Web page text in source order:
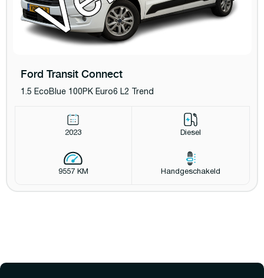
Ford Transit Connect
1.5 EcoBlue 100PK Euro6 L2 Trend
2023 Diesel
9557 KM Handgeschakeld